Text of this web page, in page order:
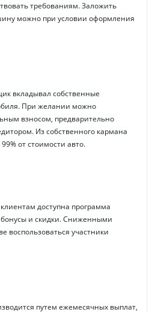
требованиям. Заложить
можно при условии оформления
вкладывал собственные
При желании можно
взносом, предварительно
Из собственного кармана
от стоимости авто.
доступна программа
бонусы и скидки. Сниженными
воспользоваться участники
путем ежемесячных выплат,